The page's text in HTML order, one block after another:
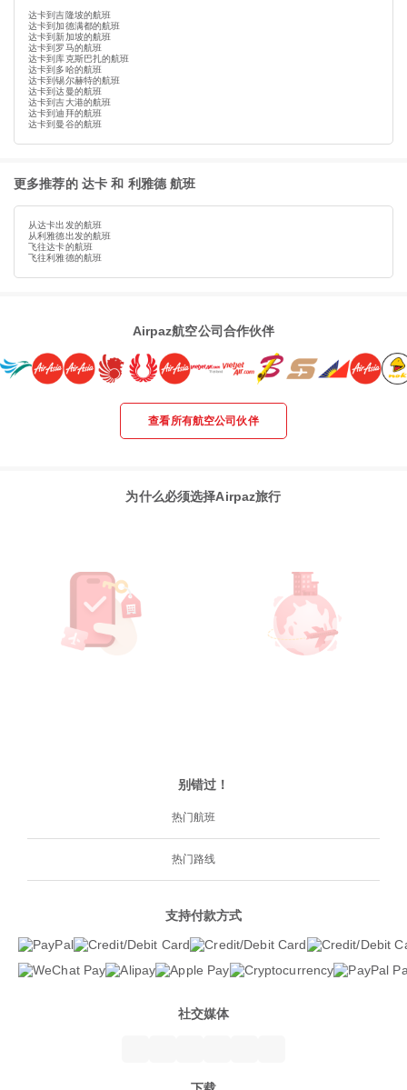
达卡到吉隆坡的航班
达卡到加德满都的航班
达卡到新加坡的航班
达卡到罗马的航班
达卡到库克斯巴扎的航班
达卡到多哈的航班
达卡到锡尔赫特的航班
达卡到达曼的航班
达卡到吉大港的航班
达卡到迪拜的航班
达卡到曼谷的航班
更多推荐的 达卡 和 利雅德 航班
从达卡出发的航班
从利雅德出发的航班
飞往达卡的航班
飞往利雅德的航班
Airpaz航空公司合作伙伴
查看所有航空公司伙伴
为什么必须选择Airpaz旅行
别错过！
热门航班
热门路线
支持付款方式
社交媒体